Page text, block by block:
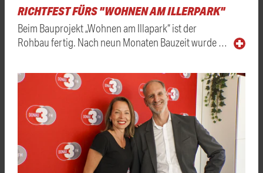
RICHTFEST FÜRS "WOHNEN AM ILLERPARK"
Beim Bauprojekt „Wohnen am Illapark“ ist der
Rohbau fertig. Nach neun Monaten Bauzeit wurde …